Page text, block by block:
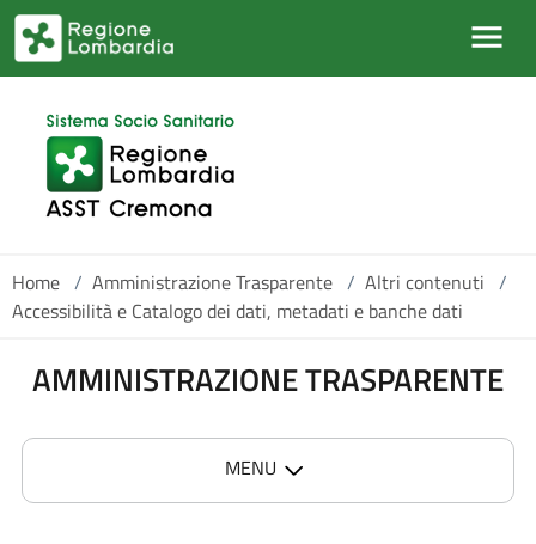
Salta al contenuto principale
Home / Amministrazione Trasparente / Altri contenuti /
Accessibilità e Catalogo dei dati, metadati e banche dati
AMMINISTRAZIONE TRASPARENTE
MENU